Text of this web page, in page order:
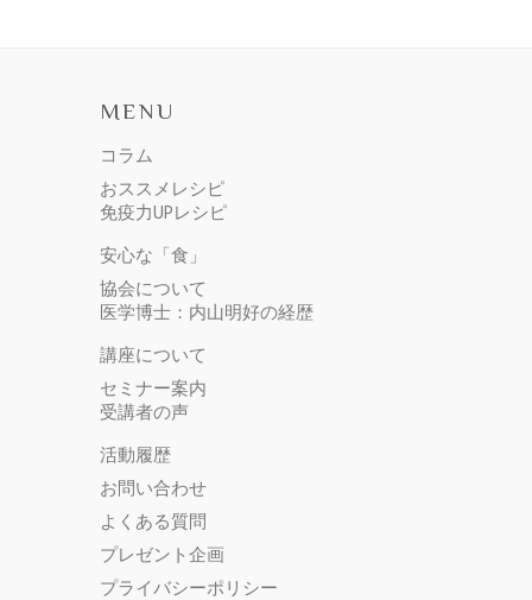
MENU
コラム
おススメレシピ
免疫力UPレシピ
安心な「食」
協会について
医学博士：内山明好の経歴
講座について
セミナー案内
受講者の声
活動履歴
お問い合わせ
よくある質問
プレゼント企画
プライバシーポリシー